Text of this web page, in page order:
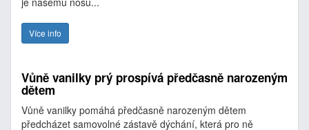
Více info
Vůně vanilky prý prospívá předčasně narozeným
dětem
Vůně vanilky pomáhá předčasně narozeným dětem
předcházet samovolné zástavě dýchání, která pro ně